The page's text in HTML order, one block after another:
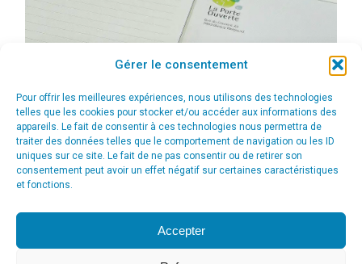
Gérer le consentement
Pour offrir les meilleures expériences, nous utilisons des technologies
telles que les cookies pour stocker et/ou accéder aux informations des
appareils. Le fait de consentir à ces technologies nous permettra de
traiter des données telles que le comportement de navigation ou les ID
uniques sur ce site. Le fait de ne pas consentir ou de retirer son
consentement peut avoir un effet négatif sur certaines caractéristiques
et fonctions.
Accepter